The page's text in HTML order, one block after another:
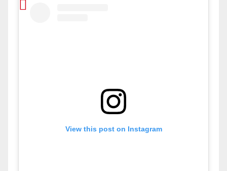
View this post on Instagram